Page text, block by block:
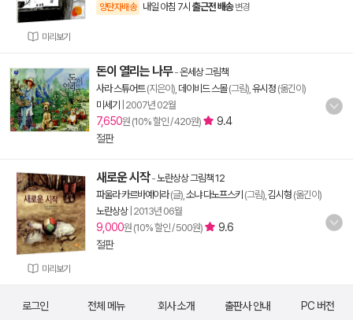
미리보기
양탄자배송 내일 아침 7시 출근전 배송 변경
돈이 열리는 나무-온세상 그림책
사라 스튜어트(지은이), 데이비드 스몰(그림), 유시정 (옮긴이)
미세기
2007년 02월
7,650원 (10% 할인 / 420원)
9.4
절판
미리보기
새로운 시작-노란상상 그림책 12
파울라 카르바예이라(글), 소냐 다노프스키 (그림), 김시형 (옮긴이)
노란상상| 2013년 06월
9,000원 (10% 할인 / 500원)
9.6
절판
로그인 전체 메뉴 회사 소개 출판사 안내 PC 버전